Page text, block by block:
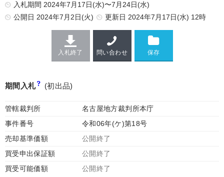
入札期間 2024年7月17日(水)〜7月24日(水)
公開日 2024年7月2日(火) 更新日 2024年7月17日(水) 12時
入札終了 問い合わせ
期間入札 (初出品)
管轄裁判所
名古屋地方裁判所本庁
事件番号
令和06年(ケ)第18号
売却基準価額
公開終了
買受申出保証額
公開終了
買受可能価額
公開終了